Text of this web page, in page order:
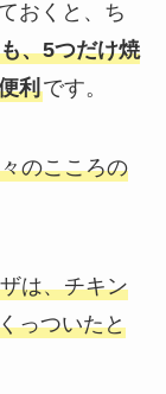
おくと、ち
、5つだけ焼
利です。
のこころの
は、チキン
っついたと